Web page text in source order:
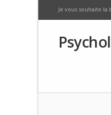
Je vous souhaite